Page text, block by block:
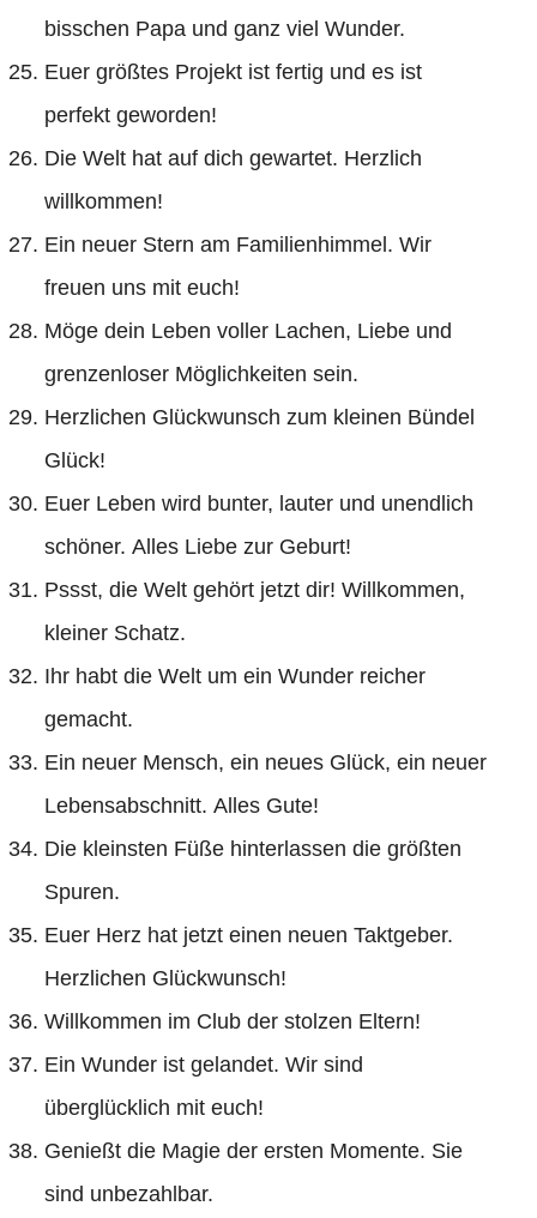
bisschen Papa und ganz viel Wunder.
Euer größtes Projekt ist fertig und es ist
perfekt geworden!
Die Welt hat auf dich gewartet. Herzlich
willkommen!
Ein neuer Stern am Familienhimmel. Wir
freuen uns mit euch!
Möge dein Leben voller Lachen, Liebe und
grenzenloser Möglichkeiten sein.
Herzlichen Glückwunsch zum kleinen Bündel
Glück!
Euer Leben wird bunter, lauter und unendlich
schöner. Alles Liebe zur Geburt!
Pssst, die Welt gehört jetzt dir! Willkommen,
kleiner Schatz.
Ihr habt die Welt um ein Wunder reicher
gemacht.
Ein neuer Mensch, ein neues Glück, ein neuer
Lebensabschnitt. Alles Gute!
Die kleinsten Füße hinterlassen die größten
Spuren.
Euer Herz hat jetzt einen neuen Taktgeber.
Herzlichen Glückwunsch!
Willkommen im Club der stolzen Eltern!
Ein Wunder ist gelandet. Wir sind
überglücklich mit euch!
Genießt die Magie der ersten Momente. Sie
sind unbezahlbar.